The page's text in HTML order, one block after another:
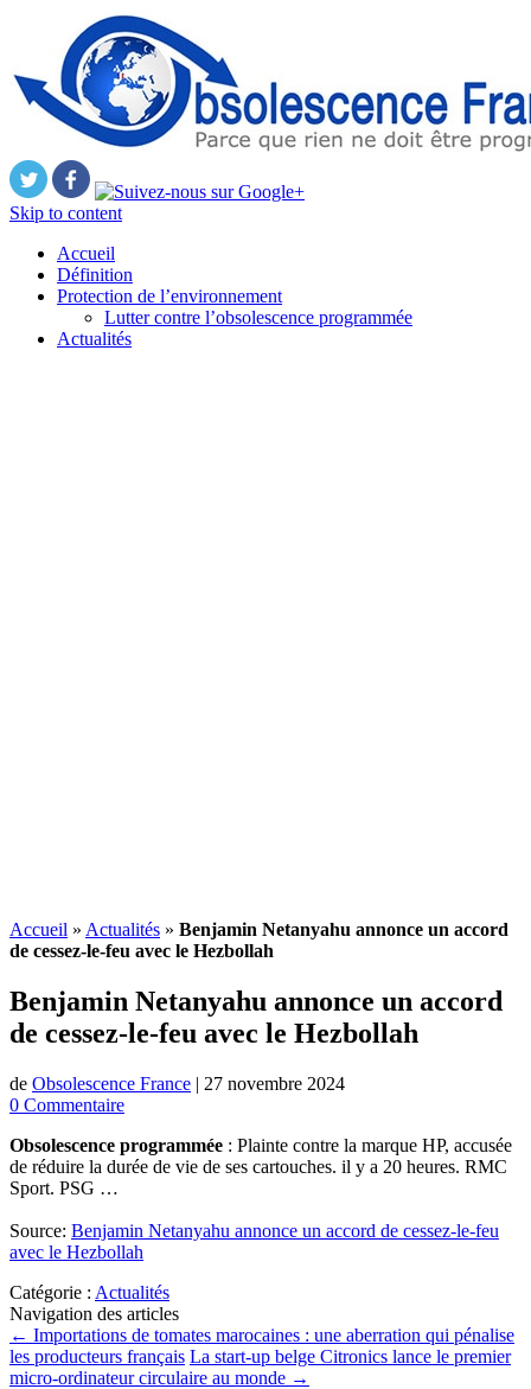
Skip to content
Accueil
Définition
Protection de l’environnement
Lutter contre l’obsolescence programmée
Actualités
Accueil » Actualités » Benjamin Netanyahu annonce un accord
de cessez-le-feu avec le Hezbollah
Benjamin Netanyahu annonce un accord
de cessez-le-feu avec le Hezbollah
de Obsolescence France | 27 novembre 2024
0 Commentaire
Obsolescence programmée : Plainte contre la marque HP, accusée
de réduire la durée de vie de ses cartouches. il y a 20 heures. RMC
Sport. PSG …
Source: Benjamin Netanyahu annonce un accord de cessez-le-feu
avec le Hezbollah
Catégorie : Actualités
Navigation des articles
← Importations de tomates marocaines : une aberration qui pénalise
les producteurs français La start-up belge Citronics lance le premier
micro-ordinateur circulaire au monde →